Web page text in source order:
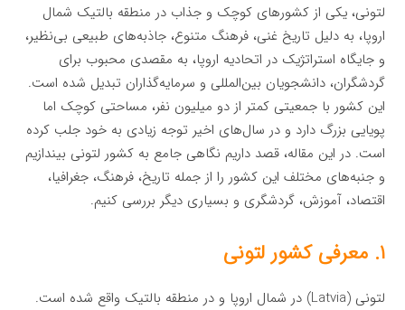
لتونی، یکی از کشورهای کوچک و جذاب در منطقه بالتیک شمال
اروپا، به دلیل تاریخ غنی، فرهنگ متنوع، جاذبه‌های طبیعی بی‌نظیر،
و جایگاه استراتژیک در اتحادیه اروپا، به مقصدی محبوب برای
گردشگران، دانشجویان بین‌المللی و سرمایه‌گذاران تبدیل شده است.
این کشور با جمعیتی کمتر از دو میلیون نفر، مساحتی کوچک اما
پویایی بزرگ دارد و در سال‌های اخیر توجه زیادی به خود جلب کرده
است. در این مقاله، قصد داریم نگاهی جامع به کشور لتونی بیندازیم
و جنبه‌های مختلف این کشور را از جمله تاریخ، فرهنگ، جغرافیا،
اقتصاد، آموزش، گردشگری و بسیاری دیگر بررسی کنیم.
۱. معرفی کشور لتونی
لتونی (Latvia) در شمال اروپا و در منطقه بالتیک واقع شده است.